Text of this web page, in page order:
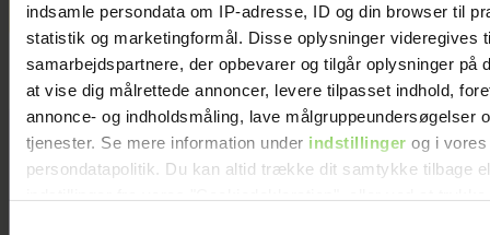
indsamle persondata om IP-adresse, ID og din browser til
statistik og marketingformål. Disse oplysninger videregives
samarbejdspartnere, der opbevarer og tilgår oplysninger på
at vise dig målrettede annoncer, levere tilpasset indhold,
annonce- og indholdsmåling, lave målgruppeundersøgelser
tjenester. Se mere information under indstillinger og i vores
persondatapolitik. Du kan altid trække dit samtykke tilbage